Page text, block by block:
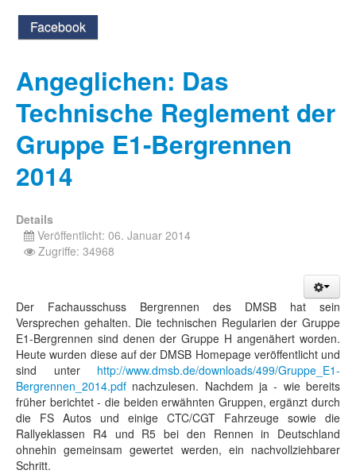
Facebook
Angeglichen: Das
Technische Reglement der
Gruppe E1-Bergrennen
2014
Details
Veröffentlicht: 06. Januar 2014
Zugriffe: 34968
Der Fachausschuss Bergrennen des DMSB hat sein
Versprechen gehalten. Die technischen Regularien der Gruppe
E1-Bergrennen sind denen der Gruppe H angenähert worden.
Heute wurden diese auf der DMSB Homepage veröffentlicht und
sind unter http://www.dmsb.de/downloads/499/Gruppe_E1-
Bergrennen_2014.pdf nachzulesen. Nachdem ja - wie bereits
früher berichtet - die beiden erwähnten Gruppen, ergänzt durch
die FS Autos und einige CTC/CGT Fahrzeuge sowie die
Rallyeklassen R4 und R5 bei den Rennen in Deutschland
ohnehin gemeinsam gewertet werden, ein nachvollziehbarer
Schritt.